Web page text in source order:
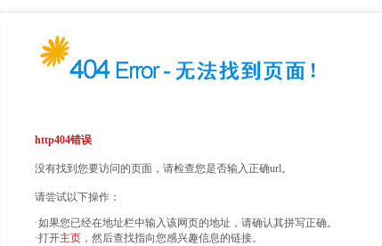
http404错误
没有找到您要访问的页面，请检查您是否输入正确url。
请尝试以下操作：
·如果您已经在地址栏中输入该网页的地址，请确认其拼写正确。
·打开主页 ，然后查找指向您感兴趣信息的链接。